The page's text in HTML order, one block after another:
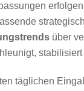
über
täglichen